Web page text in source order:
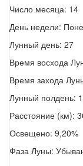
Число месяца: 14
День недели:
Лунный день: 27
Время восхода
Время захода
Лунный полдень:
Расстояние (км):
Освещено: 9,20%
Фаза Луны: